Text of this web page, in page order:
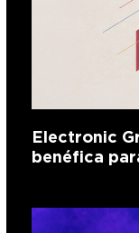
Electronic
benéfica